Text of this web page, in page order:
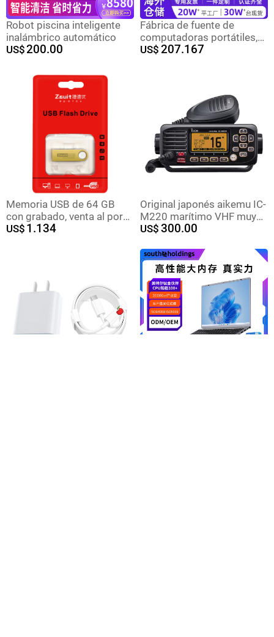
Robot piscina inteligente
inalámbrico automático
US$200.00
Fábrica de fuente de
computadoras portátiles,
computadoras portátiles
US$ 207.167
Memoria USB de 64 GB
con grabado, venta al por
mayor, memoria USB
empresarial
US$ 1.134
Original japonés aikemu IC-
M220 marítimo VHF muy
alta frecuencia 7 grado
CCS certificado
US$ 300.00